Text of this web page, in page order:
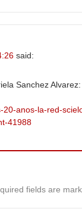
said:
Sanchez Alvarez:
anos-la-red-
41988
fields are